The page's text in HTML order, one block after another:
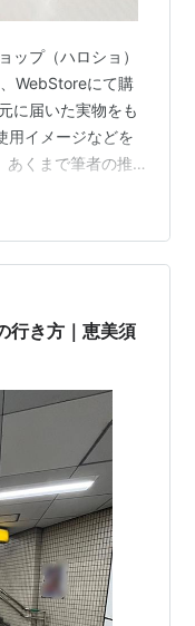
ップ（ハロショ）
WebStoreにて購
に届いた実物をも
用イメージなどを
あくまで筆者の推
公式情報より）
ハロショ「2026
レンダーの入手機
探していまし
ショから販売され
行き方｜恵美須